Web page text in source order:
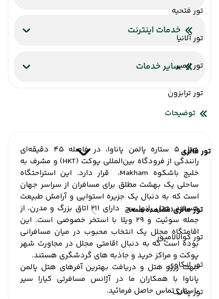
تور فتحیه
تور آلانیا
تور ازمیر
تور ترابزون
تور مالزی
تور مالزی(مشاهده همه)
تور کوالالامپور
تور لنکاوی
تور پنانگ
خشکشویی صندوق امانات
کافی شاپ فضای باز
پذیرش 24 ساعته
یخچال سرویس فرنگی
ساحل اختصاصی سالن ماساژ
خدمات اینترنت
اینترنت بیسیم رایگان در لابی
اینترنت بیسیم رایگان در اتاقها
سایر خدمات
شاتل فرودگاه آسانسور صندوق امانات
توضیحات
هتل 5 ستاره پالمن پاناوا، در فاصله 45 دقیقه‌ای
رانندگی از فرودگاه بین‌المللی پوکت (HKT) و مشرف به
خلیج باشکوه Makham، قرار دارد.
این استراحتگاه
ساحلی یک بهشت مطلق برای مسافران از سراسر جهان
است که به دنبال یک جزیره استوایی و آرامش طبیعت
هستند.
هتل پانوا بیچ دارای 211 اتاق بزرگ و مدرن، از
جمله سوئیت و 29 ویلا با استخر خصوصی است.
این
اقامتگاه مجلل یک انتخاب محبوب در میان مسافرانی
بوده است که به دنبال اقامتی مجلل در مجاورت شهر
پوکت و مراکز خرید و جاذبه های گردشگری هستند.
جهت رزرو هتل و دریافت بهترین آفرهای هتل پالمن
پاناوا با همکاران ما در آژانس مسافرتی کیارا سیر
باستان تماس حاصل فرمائید.